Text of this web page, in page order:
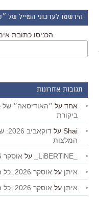
הירשמו לעדכוני המייל של
הכניסו כתובת
תגובות אחרונות
אחד על ״האודיסאה״ של
ביקורת
Shai על
המלצות
על אוסקר 2026: כל הזוכים
איתן על אוסקר 2026: כל הזוכים
איתן על אוסקר 2026: כל הזוכים